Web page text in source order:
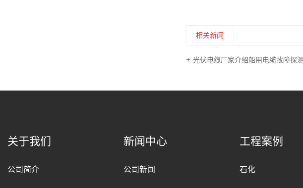
相关新闻
光伏电缆厂家介绍船用电缆故障探测
关于我们
公司简介
新闻中心
公司新闻
工程案例
石化